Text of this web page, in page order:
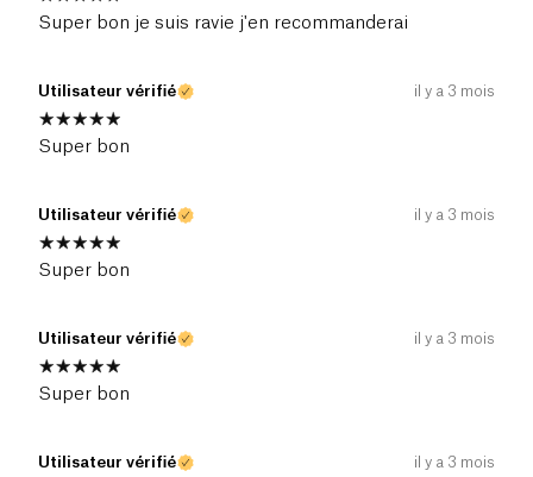
Super bon je suis ravie j'en recommanderai
Utilisateur vérifié il y a 3 mois
Super bon
Utilisateur vérifié il y a 3 mois
Super bon
Utilisateur vérifié il y a 3 mois
Super bon
Utilisateur vérifié il y a 3 mois